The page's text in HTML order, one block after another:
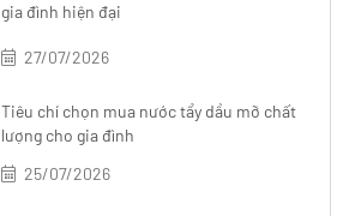
gia đình hiện đại
27/07/2026
Tiêu chí chọn mua nước tẩy dầu mỡ chất
lượng cho gia đình
25/07/2026